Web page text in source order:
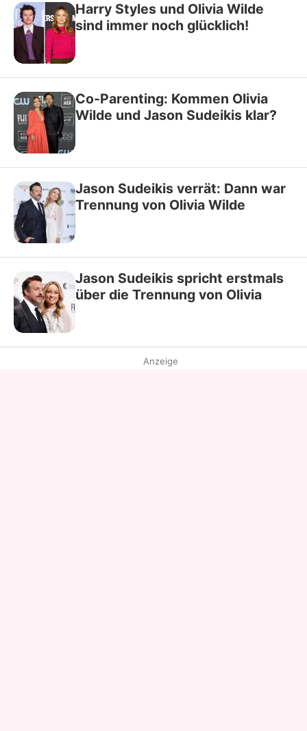
Harry Styles und Olivia Wilde
sind immer noch glücklich!
Co-Parenting: Kommen Olivia
Wilde und Jason Sudeikis klar?
Jason Sudeikis verrät: Dann war
Trennung von Olivia Wilde
Jason Sudeikis spricht erstmals
über die Trennung von Olivia
Anzeige